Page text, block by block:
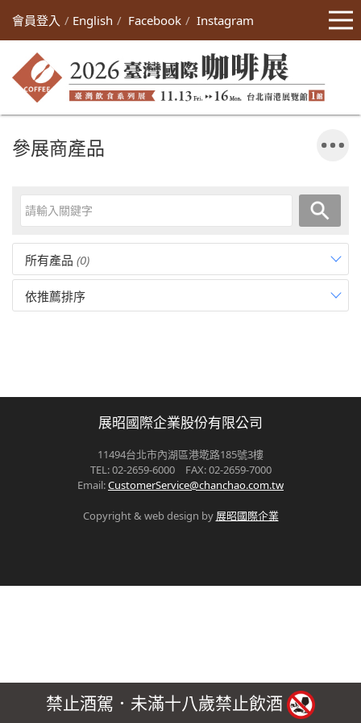
會員登入 English Facebook Instagram
參展商產品
所有產品 (0)
依推薦排序
展昭國際企業股份有限公司
11494台北市內湖區港墘路185號3樓
TEL: 02-2659-6000 FAX: 02-2659-7000
Email:CustomerService@chanchao.com.tw
Copyright & web design by 展昭國際企業
禁止酒駕．未滿十八歲禁止飲酒